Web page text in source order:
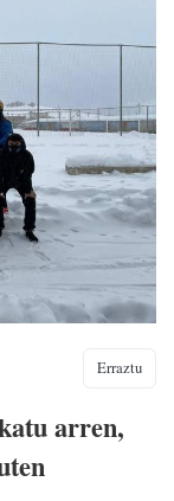
Erraztu
arren,